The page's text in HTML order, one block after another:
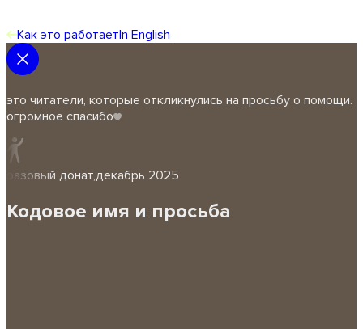
Как это работаетIn English
это читатели, которые откликнулись на просьбу о помощи.
огромное спасибо
разовый донат,декабрь 2025
Кодовое имя и просьба